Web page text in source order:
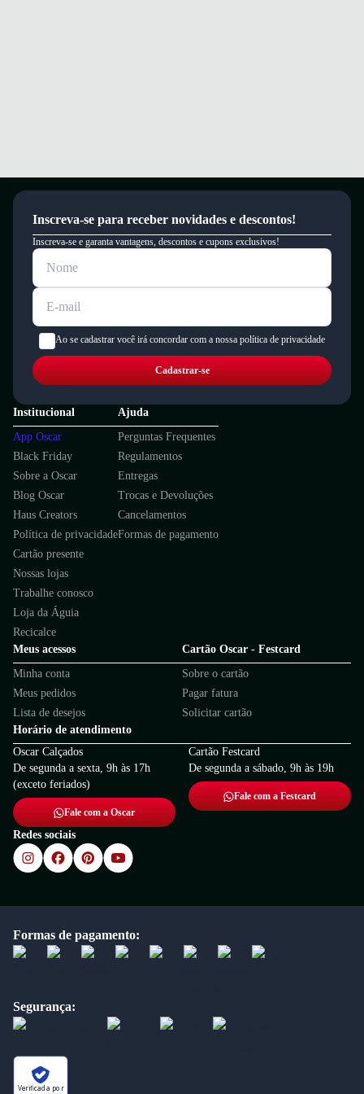
Inscreva-se para receber novidades e descontos!
Inscreva-se e garanta vantagens, descontos e cupons exclusivos!
Ao se cadastrar você irá concordar com a nossa política de privacidade
Cadastrar-se
Institucional
App Oscar
Black Friday
Sobre a Oscar
Blog Oscar
Haus Creators
Política de privacidade
Cartão presente
Nossas lojas
Trabalhe conosco
Loja da Águia
Recicalce
Ajuda
Perguntas Frequentes
Regulamentos
Entregas
Trocas e Devoluções
Cancelamentos
Formas de pagamento
Meus acessos
Minha conta
Meus pedidos
Lista de desejos
Cartão Oscar - Festcard
Sobre o cartão
Pagar fatura
Solicitar cartão
Horário de atendimento
Oscar Calçados
De segunda a sexta, 9h às 17h
(exceto feriados)
Fale com a Oscar
Cartão Festcard
De segunda a sábado, 9h às 19h
Fale com a Festcard
Redes sociais
Formas de pagamento:
Segurança:
Verificada por